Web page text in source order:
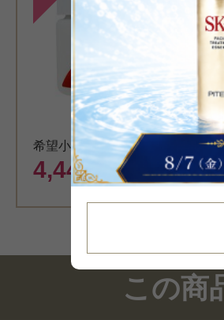
希望小売価格 5,500円
4,449 円（税込）
この商